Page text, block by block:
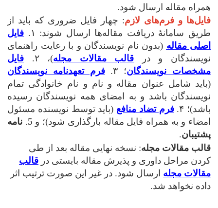
همراه مقاله ارسال شود.
فایل‌ها و فرم‌های لازم: چهار فایل ضروری که باید از
طریق سامانۀ دریافت مقاله‌ها ارسال شوند: ۱.
فایل
اصلی مقاله (بدون نام نویسندگان و با رعایت راهنمای
نویسندگان و در قالب مقالات مجله)، ۲.
فایل
مشخصات نویسندگان؛ ۳.
فرم تعهدنامه نویسندگان
(باید شامل عنوان مقاله و نام و نام خانوادگی تمام
نویسندگان باشد و به امضای همه نویسندگان رسیده
باشد)؛ ۴.
فرم تضاد منافع (باید توسط نویسنده مسئول
امضاء و به همراه فایل مقاله بارگذاری شود)؛ و 5.
نامه
پشتیبان.
قالب مقالات مجله: نسخه نهایی مقاله بعد از طی
کردن مراحل داوری و پذیرش مقاله بایستی در قالب
مقالات مجله ارسال شود. در غیر این صورت ترتیب اثر
داده نخواهد شد.